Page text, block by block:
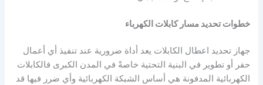
خطوات تحديد مسار كابلات الكهرباء
جهاز تحديد اعطال الكابلات يعد أداة ضرورية عند تنفيذ أي أعمال
حفر أو تطوير في البنية التحتية خاصةً في المدن الكبرى فالكابلات
الكهربائية المدفونة هي أساس الشبكة الكهربائية وأي ضرر فيها قد